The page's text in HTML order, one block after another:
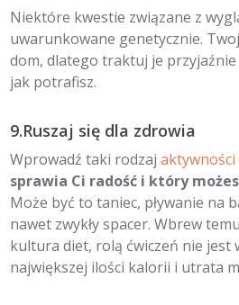
Niektóre kwestie związane z
uwarunkowane genetycznie.
dom, dlatego traktuj je
jak potrafisz.
9.Ruszaj się dla zdrowia
Wprowadź taki rodzajaktywności
sprawia Ci radość i który
Może być to taniec, pływanie na
nawet zwykły spacer. Wbrew
kultura diet, rolą ćwiczeń nie jest
największej ilości kalorii i utrata